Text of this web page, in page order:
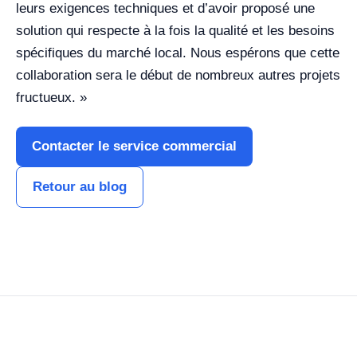
leurs exigences techniques et d’avoir proposé une
solution qui respecte à la fois la qualité et les besoins
spécifiques du marché local. Nous espérons que cette
collaboration sera le début de nombreux autres projets
fructueux. »
Contacter le service commercial
Retour au blog